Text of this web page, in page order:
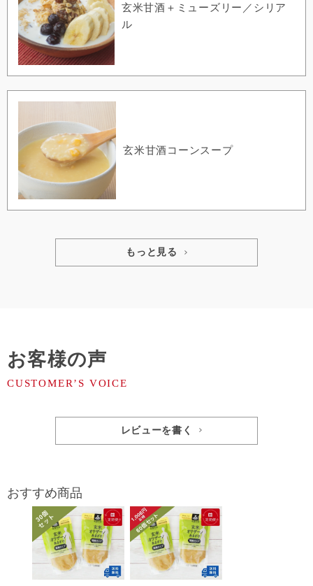
玄米甘酒＋ミューズリー／シリア
ル
玄米甘酒コーンスープ
もっと見る
お客様の声
レビューを書く
おすすめ商品